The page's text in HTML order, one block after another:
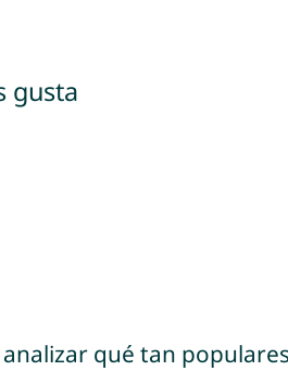
gusta
qué tan